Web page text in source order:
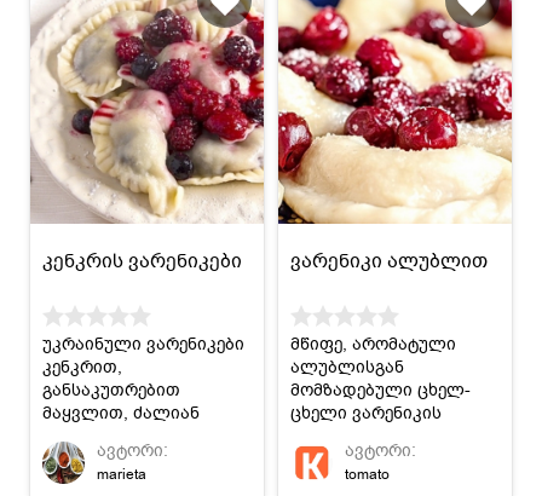
კენკრის ვარენიკები
უკრაინული ვარენიკები
კენკრით,
განსაკუთრებით
მაყვლით, ძალიან
გემრიელია,
მოსამზადებლად კი
ძალიან მარტივი.
ავტორი:
marieta
ვარენიკი ალუბლით
მწიფე, არომატული
ალუბლისგან
მომზადებული ცხელ-
ცხელი ვარენიკის
ვერავინ გაუძლებს.
ავტორი:
tomato